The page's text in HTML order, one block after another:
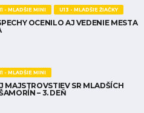
- MLADŠIE MINI U13 - MLADŠIE ŽIAČKY
OCENILO AJ VEDENIE MESTA
- MLADŠIE MINI
MAJSTROVSTIEV SR MLADŠÍCH
– 3. DEŇ